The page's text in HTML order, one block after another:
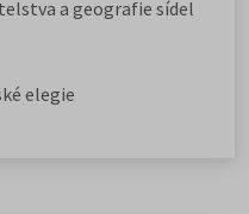
a geografie sídel
elegie